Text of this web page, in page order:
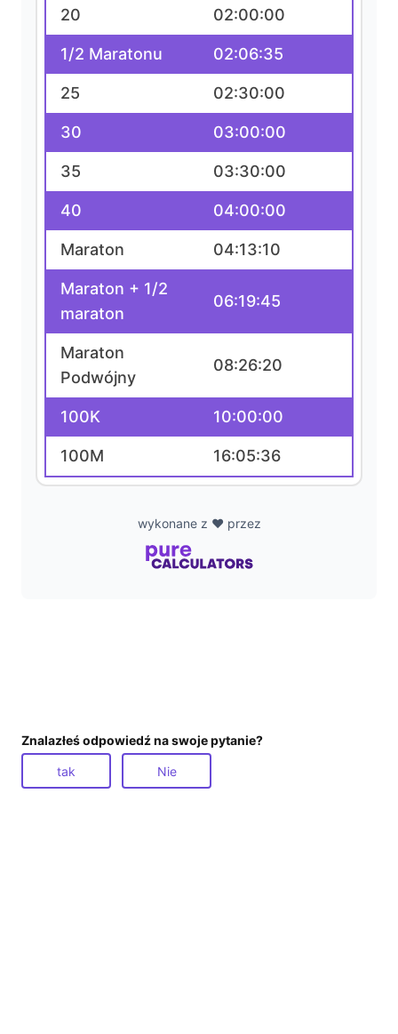
20 02:00:00
1/2 Maratonu 02:06:35
25 02:30:00
30 03:00:00
35 03:30:00
40 04:00:00
Maraton 04:13:10
Maraton + 1/2
maraton
06:19:45
Maraton
Podwójny
08:26:20
100K 10:00:00
100M 16:05:36
wykonane z ❤️ przez
Znalazłeś odpowiedź na swoje pytanie?
tak Nie